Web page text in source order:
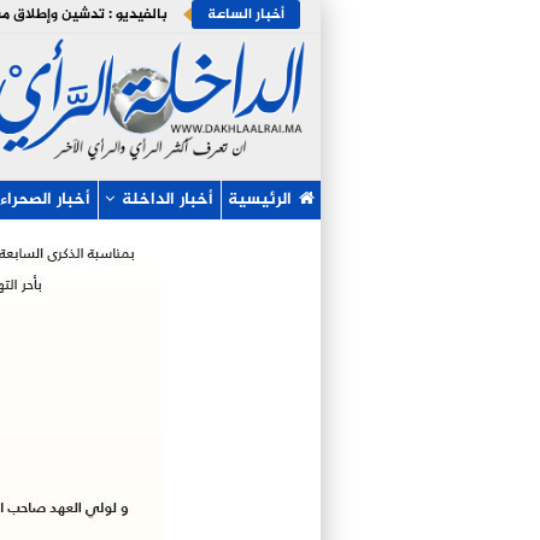
أخبار الساعة
الرئيسية أخبار الداخلة أخبار الصحراء